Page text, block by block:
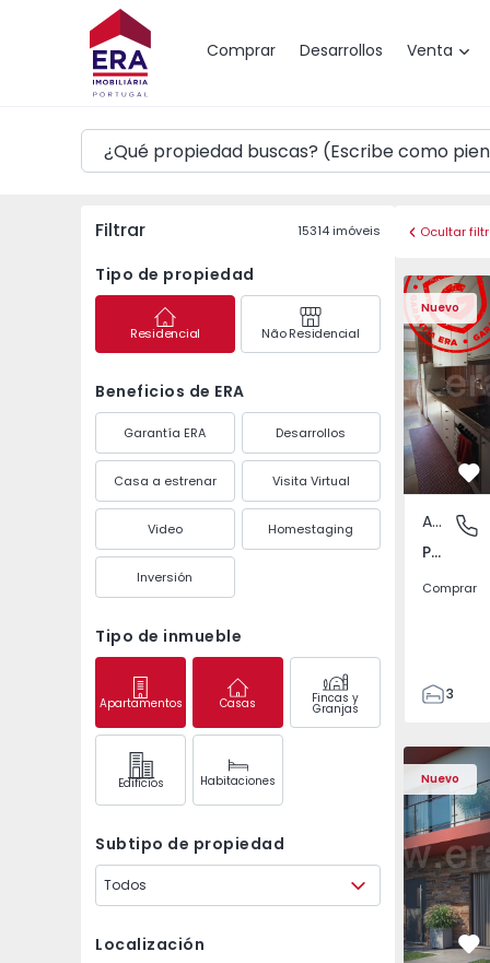
Comprar Desarrollos Venta
Mapa
Filtrar 15314imóveis
Tipo de propiedad
Residencial Não Residencial
Beneficios de ERA
Garantía ERA Desarrollos
Casa a estrenar Visita Virtual
Video Homestaging
Inversión
Tipo de inmueble
Apartamentos Casas Fincas y
Granjas
Edifícios Habitaciones
Subtipo de propiedad
Todos
Localización
Ocultar
Nuevo
Apartamento T3
Apartamento
Pedrouços, Porto
Comprar
3
105
122
1
-1
Nuevo